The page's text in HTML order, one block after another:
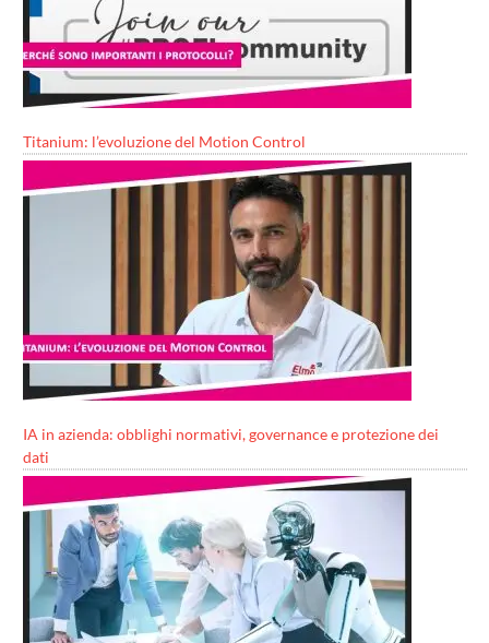
Titanium: l’evoluzione del Motion Control
IA in azienda: obblighi normativi, governance e protezione dei
dati